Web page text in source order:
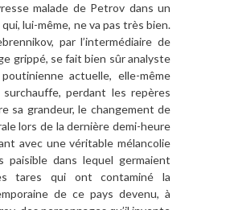
malade de Petrov dans un
lui-même, ne va pas très bien.
par l’intermédiaire de
grippé, se fait bien sûr analyste
actuelle, elle-même
perdant les repères
sa grandeur, le changement de
lors de la dernière demi-heure
avec une véritable mélancolie
paisible dans lequel germaient
tares qui ont contaminé la
de ce pays devenu, à